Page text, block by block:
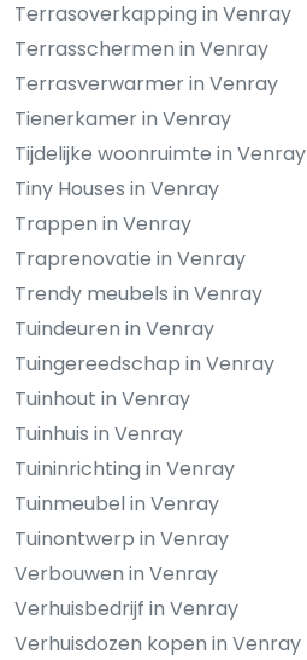
Terrasoverkapping in Venray
Terrasschermen in Venray
Terrasverwarmer in Venray
Tienerkamer in Venray
Tijdelijke woonruimte in Venray
Tiny Houses in Venray
Trappen in Venray
Traprenovatie in Venray
Trendy meubels in Venray
Tuindeuren in Venray
Tuingereedschap in Venray
Tuinhout in Venray
Tuinhuis in Venray
Tuininrichting in Venray
Tuinmeubel in Venray
Tuinontwerp in Venray
Verbouwen in Venray
Verhuisbedrijf in Venray
Verhuisdozen kopen in Venray